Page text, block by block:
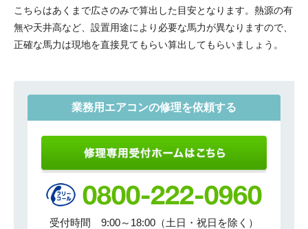
こちらはあくまで広さのみで算出した目安となります。熱源の有
無や天井高など、設置用途により必要な馬力が異なりますので、
正確な馬力は現地を直接見てもらい算出してもらいましょう。
業務用エアコンの修理を依頼する
受付時間 9:00～18:00（土日・祝日を除く）